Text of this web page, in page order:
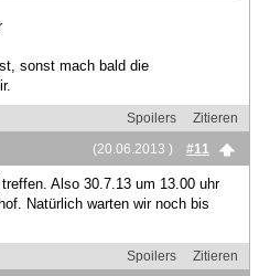
sonst mach bald die
Spoilers
Zitieren
(20.06.2013 )
#11
Also 30.7.13 um 13.00 uhr
Natürlich warten wir noch bis
Spoilers
Zitieren